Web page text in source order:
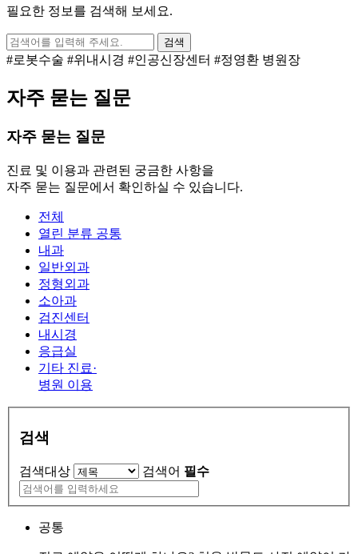
필요한 정보를 검색해 보세요.
검색
#로봇수술 #위내시경 #인공신장센터 #정영환 병원장
자주 묻는 질문
자주 묻는 질문
진료 및 이용과 관련된 궁금한 사항을
자주 묻는 질문에서 확인하실 수 있습니다.
전체
열린 분류 공통
내과
일반외과
정형외과
소아과
검진센터
내시경
응급실
기타 진료·
병원 이용
검색
검색대상 검색어 필수
공통